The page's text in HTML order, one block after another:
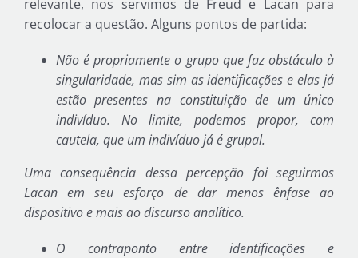
relevante, nos servimos de Freud e Lacan para
recolocar a questão. Alguns pontos de partida:
Não é propriamente o grupo que faz obstáculo à
singularidade, mas sim as identificações e elas já
estão presentes na constituição de um único
indivíduo. No limite, podemos propor, com
cautela, que um indivíduo já é grupal.
Uma consequência dessa percepção foi seguirmos
Lacan em seu esforço de dar menos ênfase ao
dispositivo e mais ao discurso analítico.
O contraponto entre identificações e